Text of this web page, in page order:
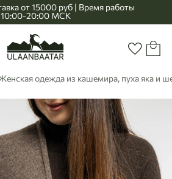
от 15000 руб | Время работы
10:00-20:00 МСК
Главная
одежда из кашемира, пуха яка и